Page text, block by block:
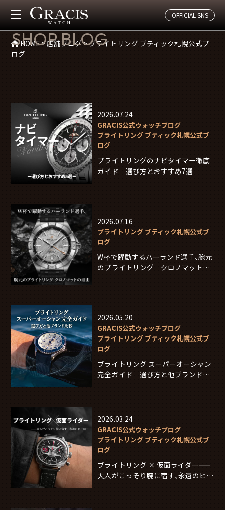
OFFICIAL SNS
店舗ブログ(ブライトリング ブティック札幌公式ブログ)
SHOP BLOG
HOME>店舗ブログ>ブライトリング ブティック札幌公式ブ
ログ
2026.07.24
GRACIS公式ウォッチブログ
ブライトリング ブティック札幌公式ブ
ログ
ブライトリングのナビタイマー徹底
ガイド｜選び方とおすすめ7選
2026.07.16
ブライトリング ブティック札幌公式ブ
ログ
W杯で躍動するハーランド選手、腕元
のブライトリング｜クロノマットの
2026.05.20
GRACIS公式ウォッチブログ
ブライトリング ブティック札幌公式ブ
ログ
ブライトリング スーパーオーシャン
完全ガイド｜選び方と他ブランド比
2026.03.24
GRACIS公式ウォッチブログ
ブライトリング ブティック札幌公式ブ
ログ
ブライトリング × 仮面ライダー——
大人がこっそり腕に宿す、永遠のヒー